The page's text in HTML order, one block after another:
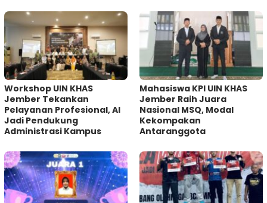
Workshop UIN KHAS
Jember Tekankan
Pelayanan Profesional, AI
Jadi Pendukung
Administrasi Kampus
Mahasiswa KPI UIN KHAS
Jember Raih Juara
Nasional MSQ, Modal
Kekompakan
Antaranggota